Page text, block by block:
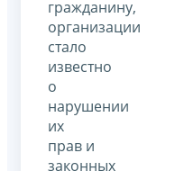
гражданину,
организации
стало
известно
о
нарушении
их
прав и
законных